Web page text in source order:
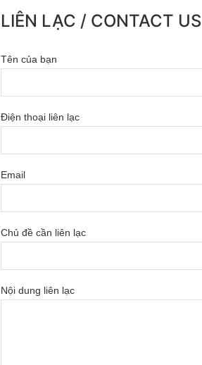
LIÊN LẠC / CONTACT US
Tên của bạn
Điện thoại liên lạc
Email
Chủ đề cần liên lạc
Nội dung liên lạc